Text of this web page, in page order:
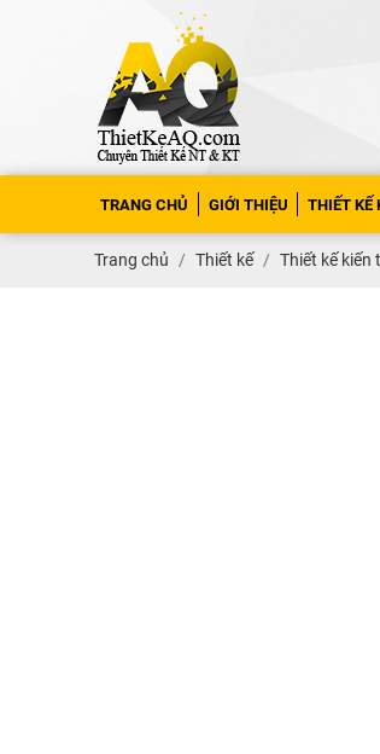
TRANG CHỦ GIỚI THIỆU THIẾT KẾ
Trang chủ Thiết kế Thiết kế kiến